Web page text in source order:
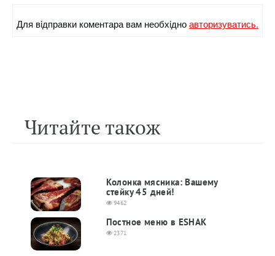
Для вiдправки коментара вам необхiдноавторизуватись.
Читайте також
Колонка мясника: Вашему
стейку 45 дней!
9462
Постное меню в ESHAK
2371